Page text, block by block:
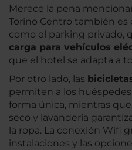
Merece la pena
Torino Centro también es
como el parking privado,
carga para vehículos
que el hotel se adapta a
Por otro lado, las
permiten a los
forma única, mientras
seco y lavandería
la ropa. La conexión Wifi
instalaciones y las